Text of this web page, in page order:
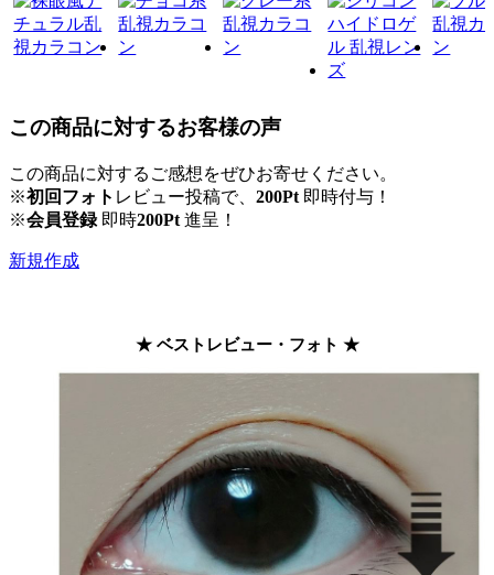
この商品に対するお客様の声
この商品に対するご感想をぜひお寄せください。
※初回フォト レビュー投稿で、 200Pt 即時付与！
※会員登録即時200Pt 進呈！
新規作成
★ ベストレビュー・フォト ★